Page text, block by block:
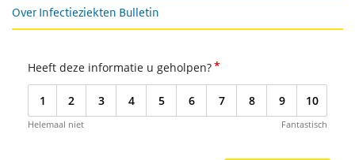
Over Infectieziekten Bulletin
Heeft deze informatie u geholpen?*
1 2 3 4 5 6 7 8 9 10
Helemaal niet Fantastisch